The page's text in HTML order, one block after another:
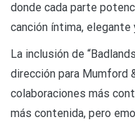
donde cada parte
canción íntima, elegante
La inclusión de
dirección para Mumford
colaboraciones más
más contenida, pero